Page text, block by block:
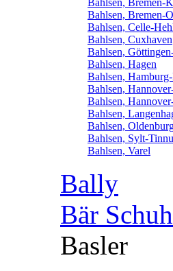
Bahlsen, Bremen-
Bahlsen, Bremen-
Bahlsen, Celle-
Bahlsen, Cuxhaven
Bahlsen,
Bahlsen, Hagen
Bahlsen,
Bahlsen,
Bahlsen,
Bahlsen,
Bahlsen,
Bahlsen, Sylt-
Bahlsen, Varel
Bally
Bär
Basler